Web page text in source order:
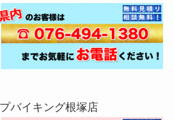
バイキング根塚店